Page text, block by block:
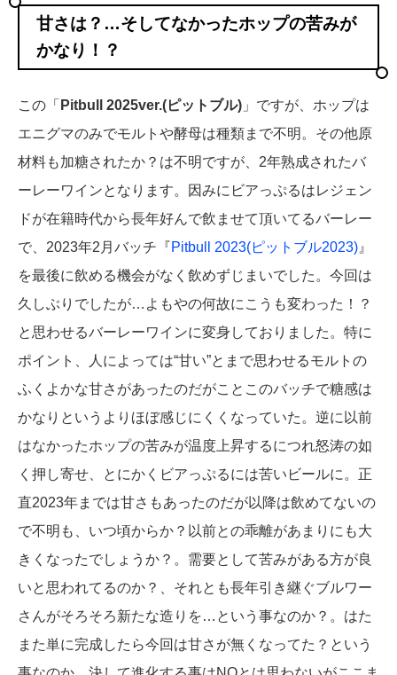
甘さは？…そしてなかったホップの苦みが
かなり！？
この「 Pitbull 2025ver.(ピットブル) 」ですが、ホップは
エニグマのみでモルトや酵母は種類まで不明。その他原
材料も加糖されたか？は不明ですが、2年熟成されたバ
ーレーワインとなります。因みにビアっぷるはレジェン
ドが在籍時代から長年好んで飲ませて頂いてるバーレー
で、2023年2月バッチ『Pitbull 2023(ピットブル2023) 』
を最後に飲める機会がなく飲めずじまいでした。今回は
久しぶりでしたが…よもやの何故にこうも変わった！？
と思わせるバーレーワインに変身しておりました。特に
ポイント、人によっては“甘い”とまで思わせるモルトの
ふくよかな甘さがあったのだがことこのバッチで糖感は
かなりというよりほぼ感じにくくなっていた。逆に以前
はなかったホップの苦みが温度上昇するにつれ怒涛の如
く押し寄せ、とにかくビアっぷるには苦いビールに。正
直2023年までは甘さもあったのだが以降は飲めてないの
で不明も、いつ頃からか？以前との乖離があまりにも大
きくなったでしょうか？。需要として苦みがある方が良
いと思われてるのか？、それとも長年引き継ぐブルワー
さんがそろそろ新たな造りを…という事なのか？。はた
また単に完成したら今回は甘さが無くなってた？という